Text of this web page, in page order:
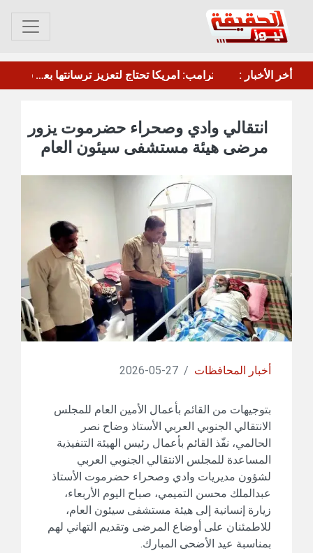
أخر الأخبار : القوات الأمريكية تسحب طائرات التزود بالوقود من مطار بن غوريون
انتقالي وادي وصحراء حضرموت يزور
مرضى هيئة مستشفى سيئون العام
أخبار المحافظات /
27-05-2026
بتوجيهات من القائم بأعمال الأمين العام للمجلس
الانتقالي الجنوبي العربي الأستاذ وضاح نصر
الحالمي، نفّذ القائم بأعمال رئيس الهيئة التنفيذية
المساعدة للمجلس الانتقالي الجنوبي العربي
لشؤون مديريات وادي وصحراء حضرموت الأستاذ
عبدالملك محسن التميمي، صباح اليوم الأربعاء،
زيارة إنسانية إلى هيئة مستشفى سيئون العام،
للاطمئنان على أوضاع المرضى وتقديم التهاني لهم
بمناسبة عيد الأضحى المبارك.